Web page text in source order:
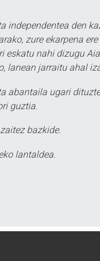
independentea den
zure ekarpena
eskatu nahi dizugu
lanean jarraitu ahal
abantaila ugari
guztia.
bazkide.
lantaldea.